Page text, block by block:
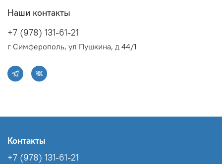
Наши контакты
+7 (978) 131-61-21
г Симферополь, ул Пушкина, д 44/1
Контакты
+7 (978) 131-61-21